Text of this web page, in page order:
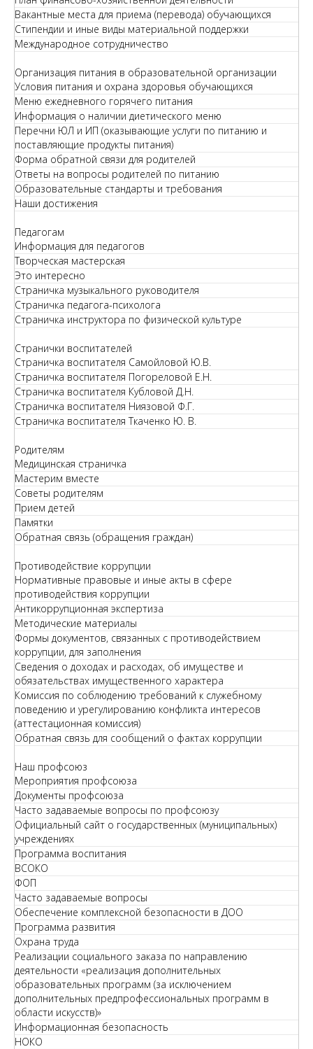
Вакантные места для приема (перевода) обучающихся
Стипендии и иные виды материальной поддержки
Международное сотрудничество
Организация питания в образовательной организации
Условия питания и охрана здоровья обучающихся
Меню ежедневного горячего питания
Информация о наличии диетического меню
Перечни ЮЛ и ИП (оказывающие услуги по питанию и
поставляющие продукты питания)
Форма обратной связи для родителей
Ответы на вопросы родителей по питанию
Образовательные стандарты и требования
Наши достижения
Педагогам
Информация для педагогов
Творческая мастерская
Это интересно
Страничка музыкального руководителя
Страничка педагога-психолога
Страничка инструктора по физической культуре
Странички воспитателей
Страничка воспитателя Самойловой Ю.В.
Страничка воспитателя Погореловой Е.Н.
Страничка воспитателя Кубловой Д.Н.
Страничка воспитателя Ниязовой Ф.Г.
Страничка воспитателя Ткаченко Ю. В.
Родителям
Медицинская страничка
Мастерим вместе
Советы родителям
Прием детей
Памятки
Обратная связь (обращения граждан)
Противодействие коррупции
Нормативные правовые и иные акты в сфере
противодействия коррупции
Антикоррупционная экспертиза
Методические материалы
Формы документов, связанных с противодействием
коррупции, для заполнения
Сведения о доходах и расходах, об имуществе и
обязательствах имущественного характера
Комиссия по соблюдению требований к служебному
поведению и урегулированию конфликта интересов
(аттестационная комиссия)
Обратная связь для сообщений о фактах коррупции
Наш профсоюз
Мероприятия профсоюза
Документы профсоюза
Часто задаваемые вопросы по профсоюзу
Официальный сайт о государственных (муниципальных)
учреждениях
Программа воспитания
ВСОКО
ФОП
Часто задаваемые вопросы
Обеспечение комплексной безопасности в ДОО
Программа развития
Охрана труда
Реализации социального заказа по направлению
деятельности «реализация дополнительных
образовательных программ (за исключением
дополнительных предпрофессиональных программ в
области искусств)»
Информационная безопасность
НОКО